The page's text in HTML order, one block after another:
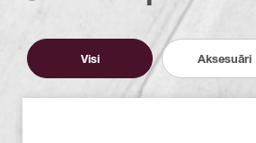
Visi Aksesuāri